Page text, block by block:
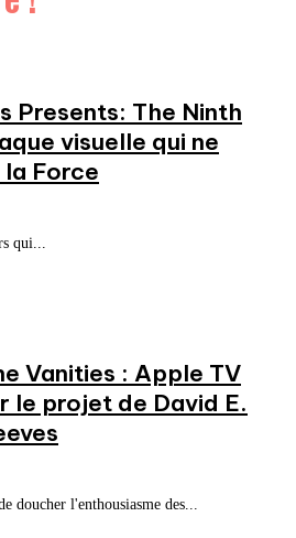
Presents: The Ninth
visuelle qui ne
Force
qui...
Vanities : Apple TV
le projet de David E.
doucher l'enthousiasme des...